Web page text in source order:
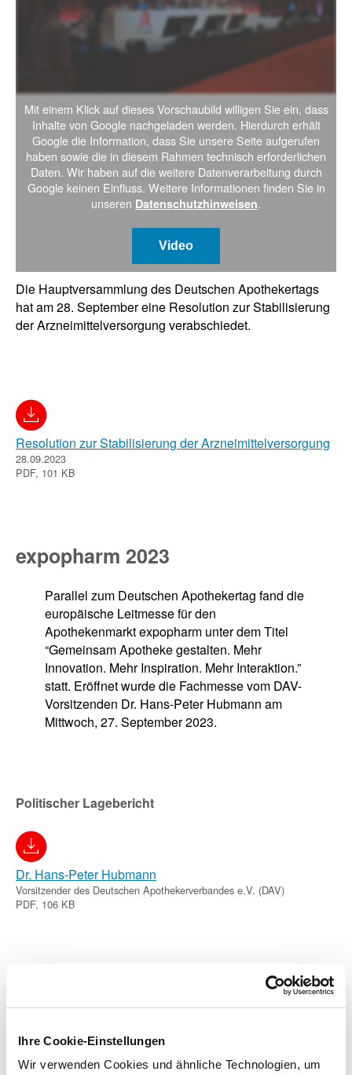
Ihre Cookie-Einstellungen
Wir verwenden Cookies und ähnliche Technologien, um
Mit einem Klick auf dieses Vorschaubild willigen Sie ein, dass
Inhalte von Google nachgeladen werden. Hierdurch erhält
Google die Information, dass Sie unsere Seite aufgerufen
haben sowie die in diesem Rahmen technisch erforderlichen
Daten. Wir haben auf die weitere Datenverarbeitung durch
Google keinen Einfluss. Weitere Informationen finden Sie in
unseren Datenschutzhinweisen.
Video
Die Hauptversammlung des Deutschen Apothekertags
hat am 28. September eine Resolution zur Stabilisierung
der Arzneimittelversorgung verabschiedet.
Resolution zur Stabilisierung der Arzneimittelversorgung
28.09.2023
PDF, 101 KB
expopharm 2023
Parallel zum Deutschen Apothekertag fand die
europäische Leitmesse für den
Apothekenmarkt expopharm unter dem Titel
“Gemeinsam Apotheke gestalten. Mehr
Innovation. Mehr Inspiration. Mehr Interaktion.”
statt. Eröffnet wurde die Fachmesse vom DAV-
Vorsitzenden Dr. Hans-Peter Hubmann am
Mittwoch, 27. September 2023.
Politischer Lagebericht
Dr. Hans-Peter Hubmann
Vorsitzender des Deutschen Apothekerverbandes e.V. (DAV)
PDF, 106 KB
Vorsitzender des PHAGRO | Bundesverband des Pharmazeutischen